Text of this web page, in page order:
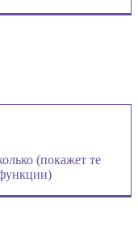
(покажет те